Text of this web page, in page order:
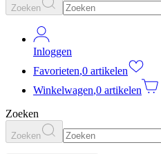
Zoeken
Inloggen
Favorieten,0 artikelen
Winkelwagen,0 artikelen
Zoeken
Zoeken